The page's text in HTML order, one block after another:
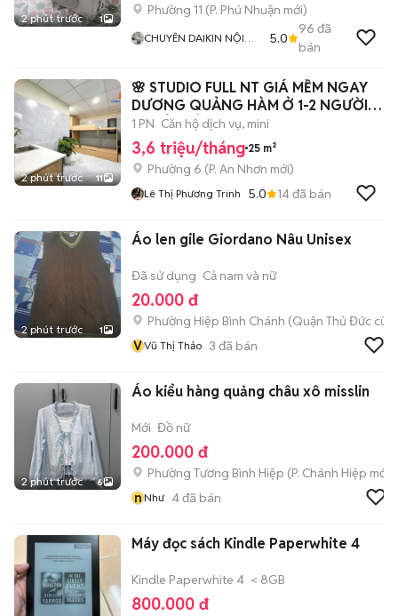
2 phút trước 1
Phường 11 (P. Phú Nhuận mới)
CHUYÊN DAIKIN NỘI
5.0
96 đã
bán
2 phút trước 11
🌸 STUDIO FULL NT GIÁ MỀM NGAY
DƯƠNG QUẢNG HÀM Ở 1-2 NGƯỜI
THOẢI MÁI 🔥
1 PN Căn hộ dịch vụ, mini
3,6 triệu/tháng 25 m²
Phường 6 (P. An Nhơn mới)
Lê Thị Phương Trinh 5.0 14đã bán
2 phút trước 1
Áo len gile Giordano Nâu Unisex
Đã sử dụng Cả nam và nữ
20.000 đ
Phường Hiệp Bình Chánh (Quận Thủ Đức cũ)
VVũ Thị Thảo 3 đã bán
2 phút trước 6
Áo kiểu hàng quảng châu xô misslin
Mới Đồ nữ
200.000 đ
Phường Tương Bình Hiệp (P. Chánh Hiệp mới)
nNhư 4đã bán
Máy đọc sách Kindle Paperwhite 4
Kindle Paperwhite 4 < 8GB
800.000 đ